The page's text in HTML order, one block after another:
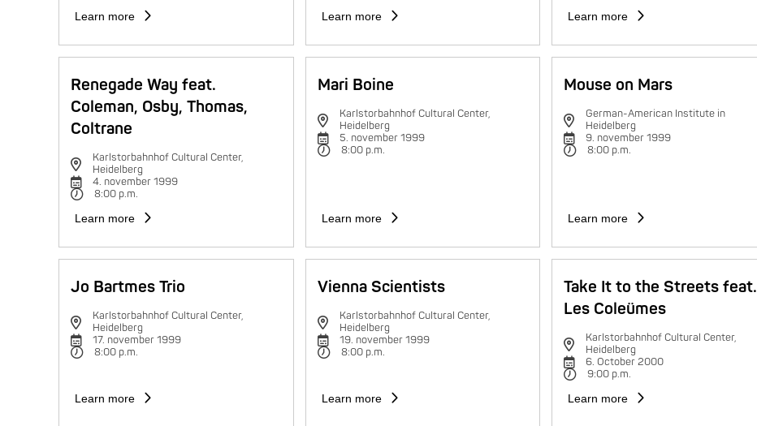
Learn more Learn more Learn more
Renegade Way feat.
Coleman, Osby, Thomas,
Coltrane
Karlstorbahnhof Cultural Center,
Heidelberg
4. november 1999
8:00 p.m.
Learn more
Mari Boine
Karlstorbahnhof Cultural Center,
Heidelberg
5. november 1999
8:00 p.m.
Learn more
Mouse on Mars
German-American Institute in
Heidelberg
9. november 1999
8:00 p.m.
Learn more
Jo Bartmes Trio
Karlstorbahnhof Cultural Center,
Heidelberg
17. november 1999
8:00 p.m.
Learn more
Vienna Scientists
Karlstorbahnhof Cultural Center,
Heidelberg
19. november 1999
8:00 p.m.
Learn more
Take It to the Streets feat.
Les Coleümes
Karlstorbahnhof Cultural Center,
Heidelberg
6. October 2000
9:00 p.m.
Learn more